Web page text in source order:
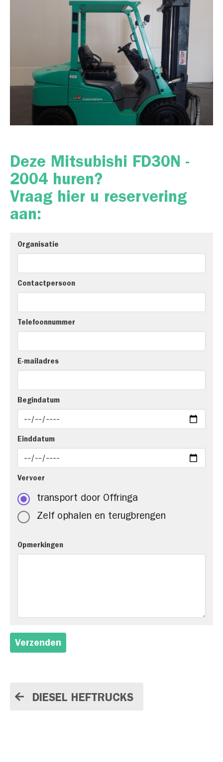
Deze Mitsubishi FD30N -
2004 huren?
Vraag hier u reservering
aan:
Organisatie
Contactpersoon
Telefoonnummer
E-mailadres
Begindatum
Einddatum
Vervoer
transport door Offringa
Zelf ophalen en terugbrengen
Opmerkingen
Verzenden
DIESEL HEFTRUCKS